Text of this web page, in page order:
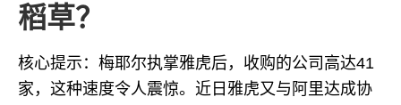
稻草？
核心提示：梅耶尔执掌雅虎后，收购的公司高达41
家，这种速度令人震惊。近日雅虎又与阿里达成协